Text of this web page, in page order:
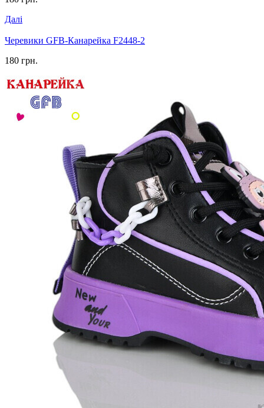
Далі
Черевики GFB-Канарейка F2448-2
180 грн.